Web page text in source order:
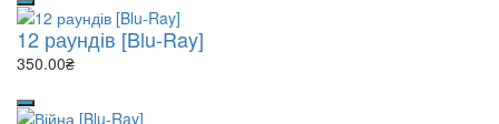
12 раундів [Blu-Ray]
350.00₴